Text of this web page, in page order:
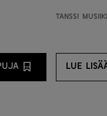
LIPPUJA
Tanssi
LUE
LUE